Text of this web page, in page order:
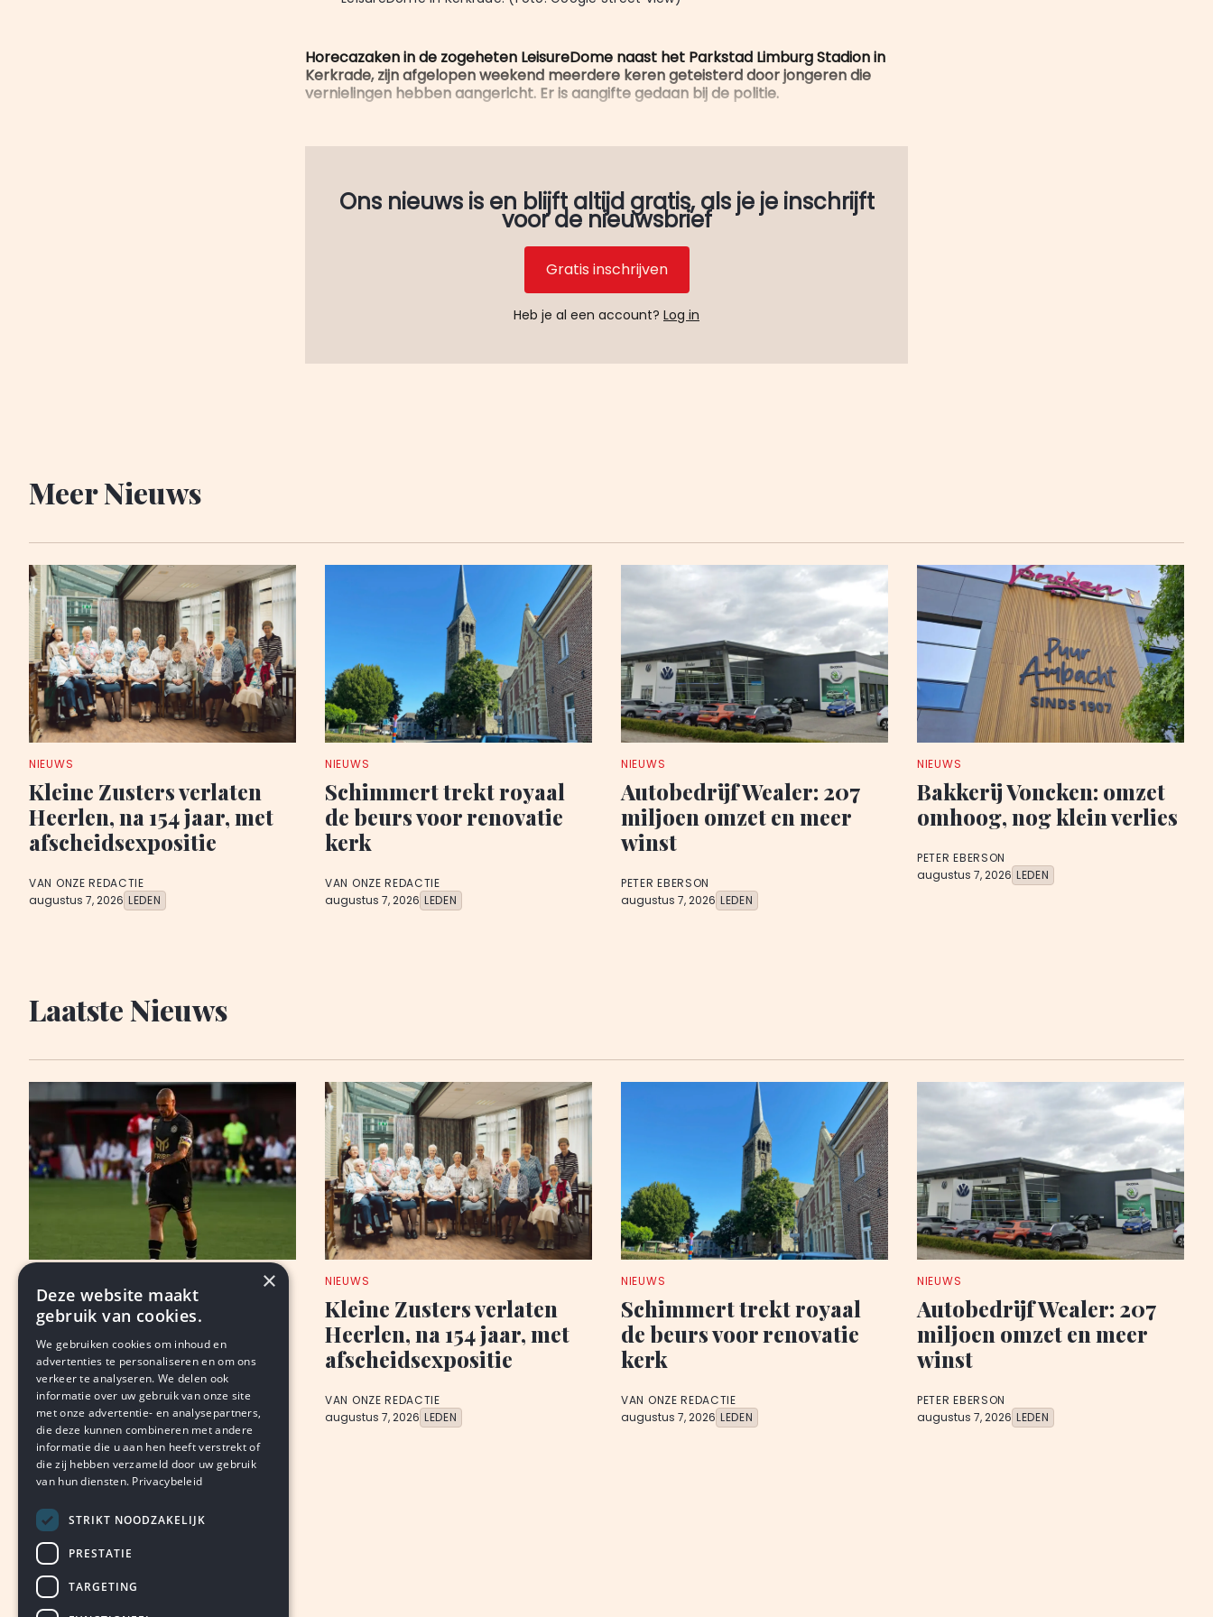
Horecazaken in de zogeheten LeisureDome naast het Parkstad Limburg Stadion in
Kerkrade, zijn afgelopen weekend meerdere keren geteisterd door jongeren die
vernielingen hebben aangericht. Er is aangifte gedaan bij de politie.
Ons nieuws is en blijft altijd gratis, als je je inschrijft
voor de nieuwsbrief
Gratis inschrijven
Heb je al een account? Log in
Meer Nieuws
NIEUWS
Kleine Zusters verlaten
Heerlen, na 154 jaar, met
afscheidsexpositie
VAN ONZE REDACTIE
augustus 7, 2026 LEDEN
NIEUWS
Schimmert trekt royaal
de beurs voor renovatie
kerk
VAN ONZE REDACTIE
augustus 7, 2026 LEDEN
NIEUWS
Autobedrijf Wealer: 207
miljoen omzet en meer
winst
PETER EBERSON
augustus 7, 2026 LEDEN
NIEUWS
Bakkerij Voncken: omzet
omhoog, nog klein verlies
PETER EBERSON
augustus 7, 2026 LEDEN
Laatste Nieuws
Roda: wennen, wachten,
‘geithoop’
BJORN THIMISTER
augustus 8, 2026 LEDEN
NIEUWS
Kleine Zusters verlaten
Heerlen, na 154 jaar, met
afscheidsexpositie
VAN ONZE REDACTIE
augustus 7, 2026 LEDEN
NIEUWS
Schimmert trekt royaal
de beurs voor renovatie
kerk
VAN ONZE REDACTIE
augustus 7, 2026 LEDEN
NIEUWS
Autobedrijf Wealer: 207
miljoen omzet en meer
winst
PETER EBERSON
augustus 7, 2026 LEDEN
×
Deze website maakt
gebruik van cookies.
We gebruiken cookies om inhoud en
advertenties te personaliseren en om ons
verkeer te analyseren. We delen ook
informatie over uw gebruik van onze site
met onze advertentie- en analysepartners,
die deze kunnen combineren met andere
informatie die u aan hen heeft verstrekt of
die zij hebben verzameld door uw gebruik
van hun diensten. Privacybeleid
STRIKT NOODZAKELIJK
PRESTATIE
TARGETING